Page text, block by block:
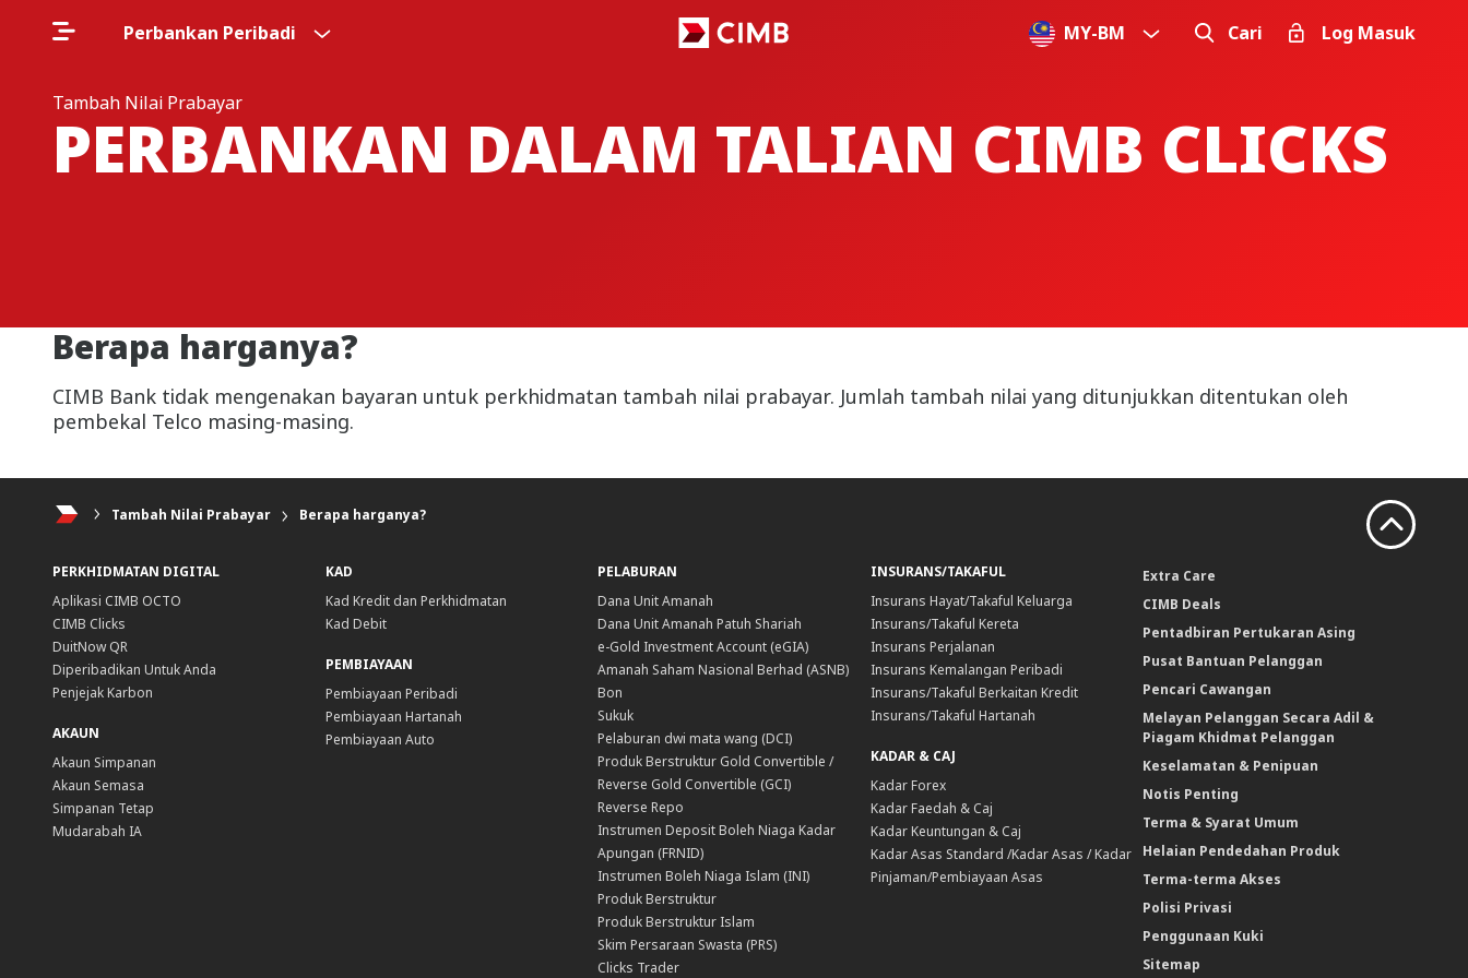
Perbankan Peribadi MY-BM Cari Log Masuk
Tambah Nilai Prabayar
PERBANKAN DALAM TALIAN CIMB CLICKS
Berapa harganya?
CIMB Bank tidak mengenakan bayaran untuk perkhidmatan tambah nilai prabayar. Jumlah tambah nilai yang ditunjukkan ditentukan oleh
pembekal Telco masing-masing.
Tambah Nilai Prabayar Berapa harganya?
PERKHIDMATAN DIGITAL
Aplikasi CIMB OCTO
CIMB Clicks
DuitNow QR
Diperibadikan Untuk Anda
Penjejak Karbon
AKAUN
Akaun Simpanan
Akaun Semasa
Simpanan Tetap
Mudarabah IA
KAD
Kad Kredit dan Perkhidmatan
Kad Debit
PEMBIAYAAN
Pembiayaan Peribadi
Pembiayaan Hartanah
Pembiayaan Auto
PELABURAN
Dana Unit Amanah
Dana Unit Amanah Patuh Shariah
e-Gold Investment Account (eGIA)
Amanah Saham Nasional Berhad (ASNB)
Bon
Sukuk
Pelaburan dwi mata wang (DCI)
Produk Berstruktur Gold Convertible /
Reverse Gold Convertible (GCI)
Reverse Repo
Instrumen Deposit Boleh Niaga Kadar
Apungan (FRNID)
Instrumen Boleh Niaga Islam (INI)
Produk Berstruktur
Produk Berstruktur Islam
Skim Persaraan Swasta (PRS)
Clicks Trader
INSURANS/TAKAFUL
Insurans Hayat/Takaful Keluarga
Insurans/Takaful Kereta
Insurans Perjalanan
Insurans Kemalangan Peribadi
Insurans/Takaful Berkaitan Kredit
Insurans/Takaful Hartanah
KADAR & CAJ
Kadar Forex
Kadar Faedah & Caj
Kadar Keuntungan & Caj
Kadar Asas Standard /Kadar Asas / Kadar
Pinjaman/Pembiayaan Asas
Extra Care
CIMB Deals
Pentadbiran Pertukaran Asing
Pusat Bantuan Pelanggan
Pencari Cawangan
Melayan Pelanggan Secara Adil &
Piagam Khidmat Pelanggan
Keselamatan & Penipuan
Notis Penting
Terma & Syarat Umum
Helaian Pendedahan Produk
Terma-terma Akses
Polisi Privasi
Penggunaan Kuki
Sitemap